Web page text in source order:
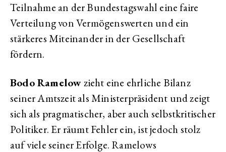
Teilnahme an der Bundestagswahl eine faire
Verteilung von Vermögenswerten und ein
stärkeres Miteinander in der Gesellschaft
fördern.
Bodo Ramelowzieht eine ehrliche Bilanz
seiner Amtszeit als Ministerpräsident und zeigt
sich als pragmatischer, aber auch selbstkritischer
Politiker. Er räumt Fehler ein, ist jedoch stolz
auf viele seiner Erfolge. Ramelows